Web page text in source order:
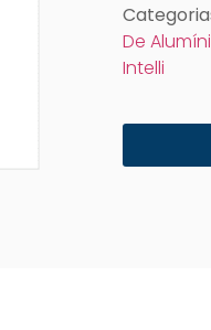
De
Intelli